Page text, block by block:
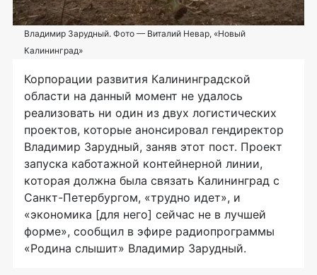
Владимир Зарудный. Фото — Виталий Невар, «Новый
Калининград»
Корпорации развития Калининградской
области на данный момент не удалось
реализовать ни один из двух логистических
проектов, которые анонсировал гендиректор
Владимир Зарудный, заняв этот пост. Проект
запуска каботажной контейнерной линии,
которая должна была связать Калининград с
Санкт-Петербургом, «трудно идет», и
«экономика [для него] сейчас не в лучшей
форме», сообщил в эфире радиопрограммы
«Родина слышит» Владимир Зарудный.